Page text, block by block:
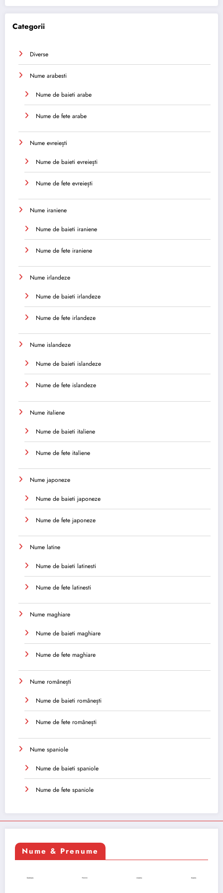
Categorii
Diverse
Nume arabesti
Nume de baieti arabe
Nume de fete arabe
Nume evreiești
Nume de baieti evreiești
Nume de fete evreiești
Nume iraniene
Nume de baieti iraniene
Nume de fete iraniene
Nume irlandeze
Nume de baieti irlandeze
Nume de fete irlandeze
Nume islandeze
Nume de baieti islandeze
Nume de fete islandeze
Nume italiene
Nume de baieti italiene
Nume de fete italiene
Nume japoneze
Nume de baieti japoneze
Nume de fete japoneze
Nume latine
Nume de baieti latinesti
Nume de fete latinesti
Nume maghiare
Nume de baieti maghiare
Nume de fete maghiare
Nume românești
Nume de baieti românești
Nume de fete românești
Nume spaniole
Nume de baieti spaniole
Nume de fete spaniole
Nume & Prenume